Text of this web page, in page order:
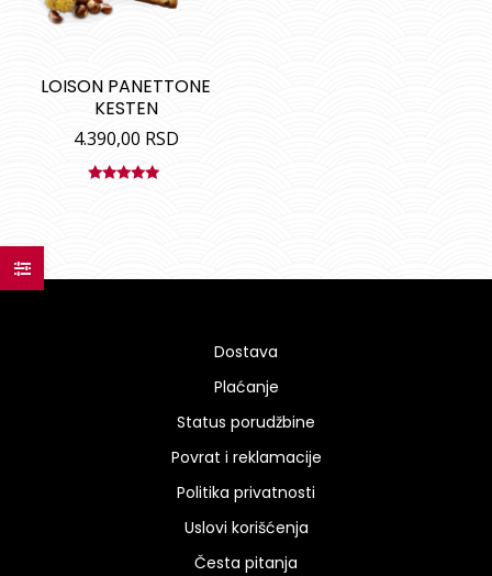
LOISON PANETTONE
KESTEN
4.390,00 RSD
Dostava
Plaćanje
Status porudžbine
Povrat i reklamacije
Politika privatnosti
Uslovi korišćenja
Česta pitanja